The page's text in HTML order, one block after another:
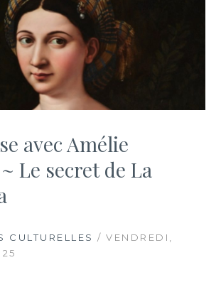
avec Amélie
Le secret de La
CULTURELLES / VENDREDI,